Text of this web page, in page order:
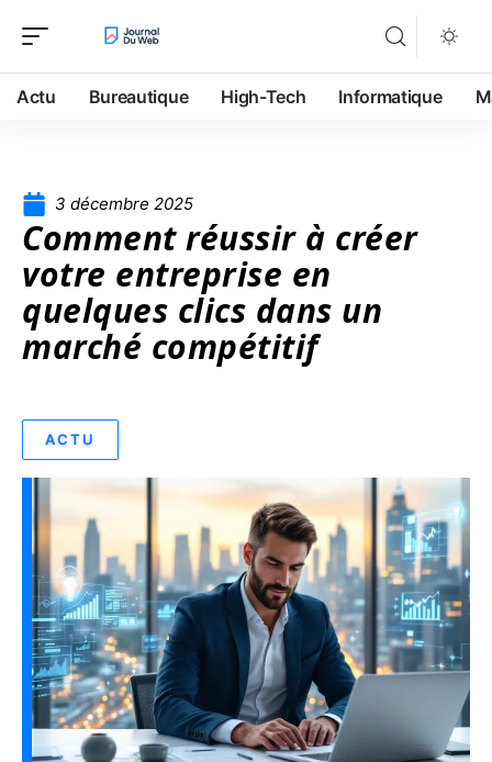
Actu Bureautique High-Tech Informatique
3 décembre 2025
Comment réussir à créer
votre entreprise en
quelques clics dans un
marché compétitif
ACTU